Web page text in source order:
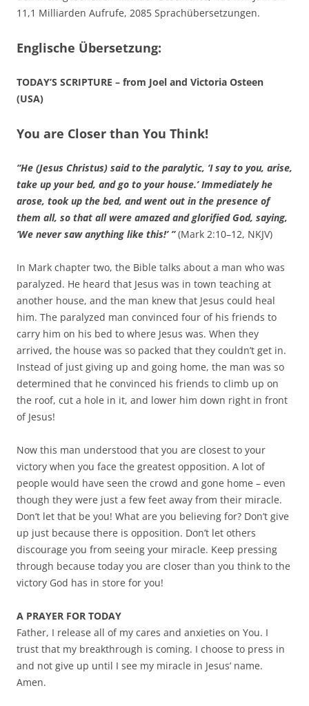
11,1 Milliarden Aufrufe, 2085 Sprachübersetzungen.
Englische Übersetzung:
TODAY’S SCRIPTURE – from Joel and Victoria Osteen
(USA)
You are Closer than You Think!
“He (Jesus Christus) said to the paralytic, ‘I say to you, arise,
take up your bed, and go to your house.’ Immediately he
arose, took up the bed, and went out in the presence of
them all, so that all were amazed and glorified God, saying,
‘We never saw anything like this!’ ”(Mark 2:10–12, NKJV)
In Mark chapter two, the Bible talks about a man who was
paralyzed. He heard that Jesus was in town teaching at
another house, and the man knew that Jesus could heal
him. The paralyzed man convinced four of his friends to
carry him on his bed to where Jesus was. When they
arrived, the house was so packed that they couldn’t get in.
Instead of just giving up and going home, the man was so
determined that he convinced his friends to climb up on
the roof, cut a hole in it, and lower him down right in front
of Jesus!
Now this man understood that you are closest to your
victory when you face the greatest opposition. A lot of
people would have seen the crowd and gone home – even
though they were just a few feet away from their miracle.
Don’t let that be you! What are you believing for? Don’t give
up just because there is opposition. Don’t let others
discourage you from seeing your miracle. Keep pressing
through because today you are closer than you think to the
victory God has in store for you!
A PRAYER FOR TODAY
Father, I release all of my cares and anxieties on You. I
trust that my breakthrough is coming. I choose to press in
and not give up until I see my miracle in Jesus’ name.
Amen.